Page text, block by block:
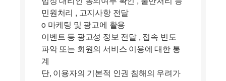
민원처리 , 고지사항 전달
ο 마케팅 및 광고에 활용
이벤트 등 광고성 정보 전달 , 접속 빈도
파악 또는 회원의 서비스 이용에 대한 통
계
단, 이용자의 기본적 인권 침해의 우려가